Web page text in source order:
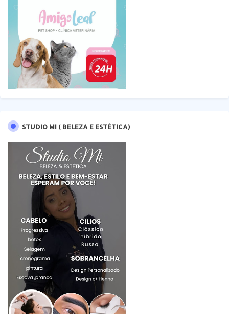
STUDIO MI ( BELEZA E ESTÉTICA)